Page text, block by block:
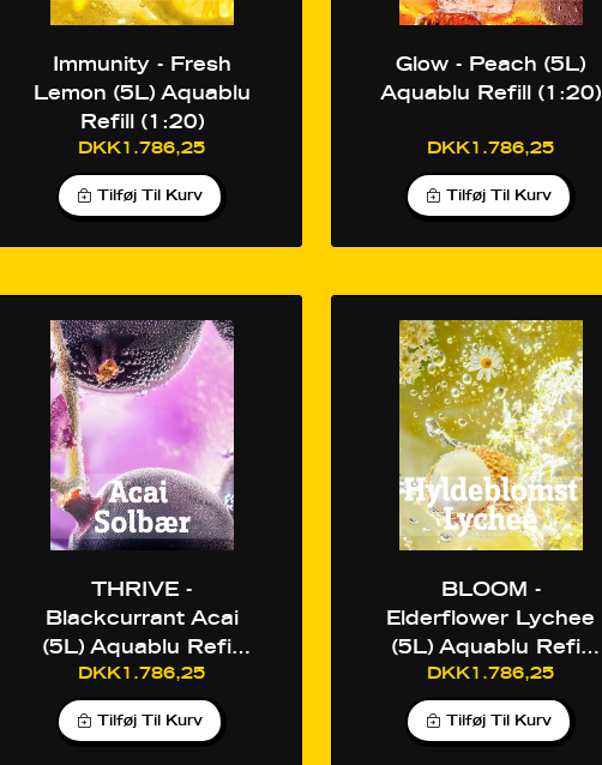
Immunity - Fresh
Lemon (5L) Aquablu
Refill (1:20)
DKK1.786,25
Tilføj Til Kurv
Glow - Peach (5L)
Aquablu Refill (1:20)
DKK1.786,25
Tilføj Til Kurv
THRIVE -
Blackcurrant Acai
(5L) Aquablu Refill
(1:20)
DKK1.786,25
Tilføj Til Kurv
BLOOM -
Elderflower Lychee
(5L) Aquablu Refill
(1:20)
DKK1.786,25
Tilføj Til Kurv